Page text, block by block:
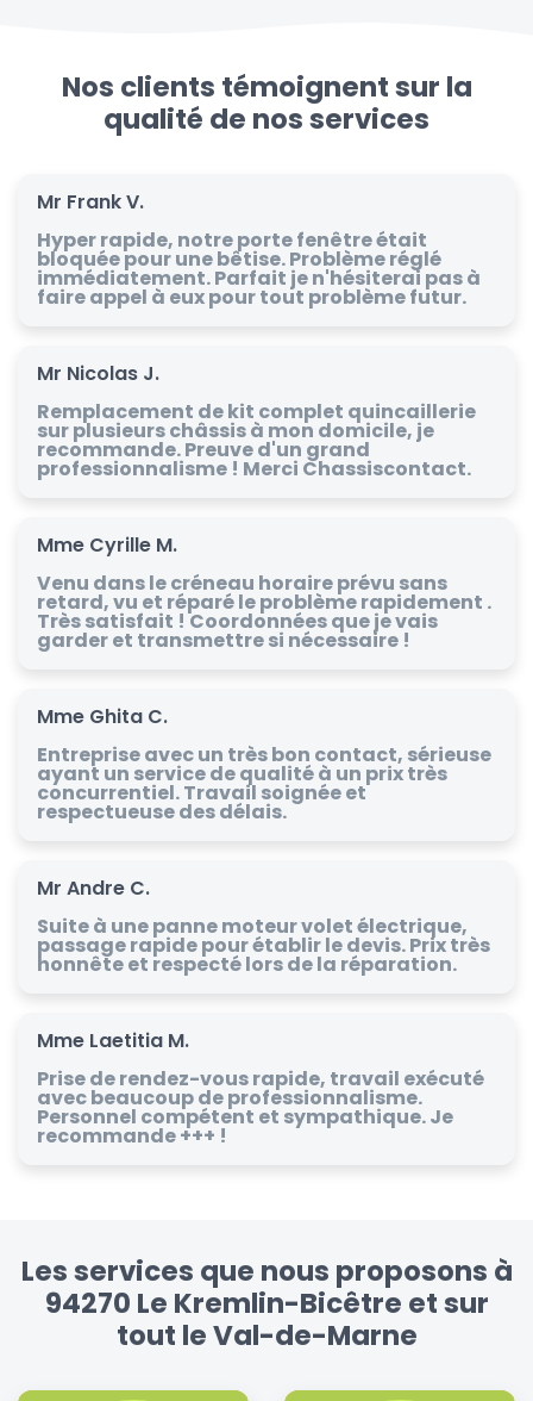
Nos clients témoignent sur la
qualité de nos services
Mr Frank V.
Hyper rapide, notre porte fenêtre était
bloquée pour une bêtise. Problème réglé
immédiatement. Parfait je n'hésiterai pas à
faire appel à eux pour tout problème futur.
Mr Nicolas J.
Remplacement de kit complet quincaillerie
sur plusieurs châssis à mon domicile, je
recommande. Preuve d'un grand
professionnalisme ! Merci Chassiscontact.
Mme Cyrille M.
Venu dans le créneau horaire prévu sans
retard, vu et réparé le problème rapidement .
Très satisfait ! Coordonnées que je vais
garder et transmettre si nécessaire !
Mme Ghita C.
Entreprise avec un très bon contact, sérieuse
ayant un service de qualité à un prix très
concurrentiel. Travail soignée et
respectueuse des délais.
Mr Andre C.
Suite à une panne moteur volet électrique,
passage rapide pour établir le devis. Prix très
honnête et respecté lors de la réparation.
Mme Laetitia M.
Prise de rendez-vous rapide, travail exécuté
avec beaucoup de professionnalisme.
Personnel compétent et sympathique. Je
recommande +++ !
Les services que nous proposons à
94270 Le Kremlin-Bicêtre et sur
tout le Val-de-Marne